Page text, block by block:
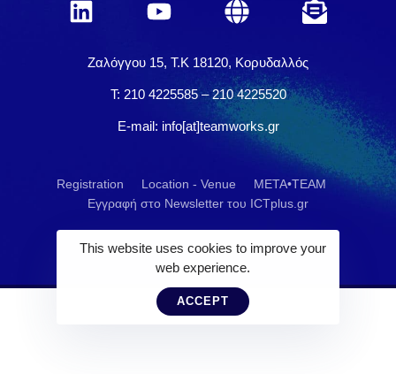
Ζαλόγγου 15, Τ.Κ 18120, Κορυδαλλός
Τ: 210 4225585 – 210 4225520
E-mail: info[at]teamworks.gr
Registration Location - Venue
ΜΕΤΑ•ΤΕΑΜ
Εγγραφή στο Newsletter του ICTplus.gr
This website uses cookies to improve your
web experience.
ACCEPT